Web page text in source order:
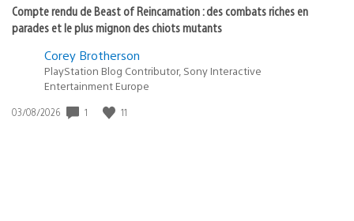
Compte rendu de Beast of Reincarnation : des combats riches en
parades et le plus mignon des chiots mutants
Corey Brotherson
PlayStation Blog Contributor, Sony Interactive
Entertainment Europe
Date
03/08/2026 1 11